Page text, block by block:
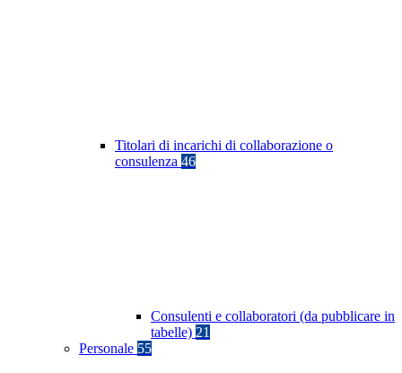
Titolari di incarichi di collaborazione o
consulenza 46
Consulenti e collaboratori (da pubblicare in
tabelle) 21
Personale 55